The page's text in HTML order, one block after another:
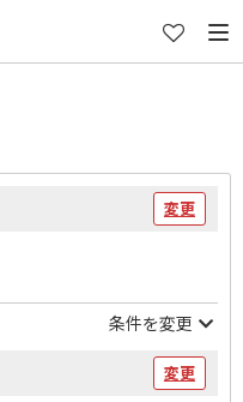
変更
条件を変更
変更